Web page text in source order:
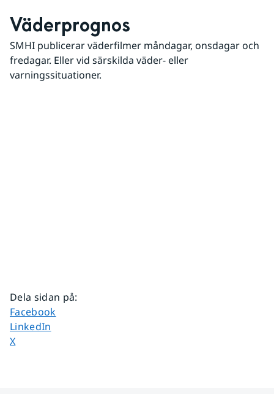
Väderprognos
SMHI publicerar väderfilmer måndagar, onsdagar och
fredagar. Eller vid särskilda väder- eller
varningssituationer.
Dela sidan på:
Dela sidan på
Facebook
Dela sidan på
LinkedIn
Dela sidan på
X